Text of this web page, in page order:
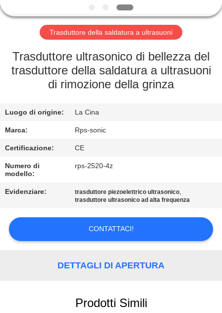
GIRO
DELLA
FABBRICA
CONTROLLO
QUALITÀ
CONTATTICI
NOTIZIE
MAPPA
Trasduttore della saldatura a ultrasuoni
Trasduttore ultrasonico di bellezza del
trasduttore della saldatura a ultrasuoni
di rimozione della grinza
Luogo di origine: La Cina
Marca: Rps-sonic
Certificazione: CE
Numero di
modello:
rps-2520-4z
Evidenziare: trasduttore piezoelettrico ultrasonico,
trasduttore ultrasonico ad alta frequenza
CONTATTACI!
DETTAGLI DI APERTURA
Prodotti Simili